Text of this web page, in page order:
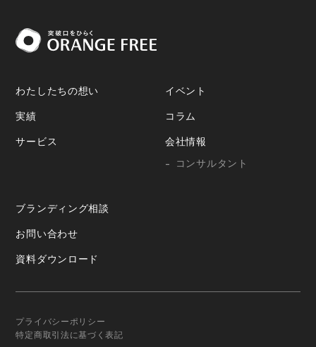
わたしたちの想い
実績
サービス
イベント
コラム
会社情報
コンサルタント
ブランディング相談
お問い合わせ
資料ダウンロード
プライバシーポリシー
特定商取引法に基づく表記